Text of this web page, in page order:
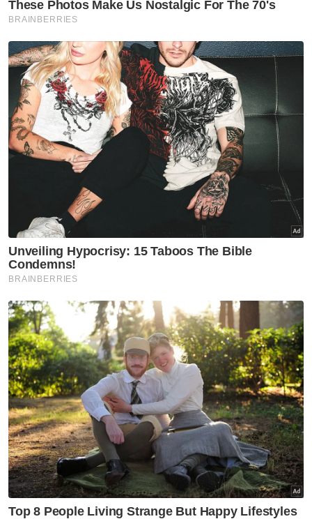
Politik
anggota PKR
Politik
Joachim, Joniston menang
tanpa bertanding Presiden,
Timbalan Presiden PBS
Politik
Nurul Izzah cuti sementara
jawatan Timbalan Presiden
PKR